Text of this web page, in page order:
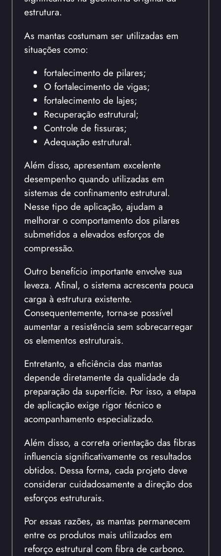
estrutura.
As mantas costumam ser utilizadas em
situações como:
fortalecimento de pilares;
O fortalecimento de vigas;
fortalecimento de lajes;
Recuperação estrutural;
Controle de fissuras;
Adequação estrutural.
Além disso, apresentam excelente
desempenho quando utilizadas em
sistemas de confinamento estrutural.
Nesse tipo de aplicação, ajudam a
melhorar o comportamento dos pilares
submetidos a elevados esforços de
compressão.
Outro benefício importante envolve sua
leveza. Afinal, o sistema acrescenta pouca
carga à estrutura existente.
Consequentemente, torna-se possível
aumentar a resistência sem sobrecarregar
os elementos estruturais.
Entretanto, a eficiência das mantas
depende diretamente da qualidade da
preparação da superfície. Por isso, a etapa
de aplicação exige rigor técnico e
acompanhamento especializado.
Além disso, a correta orientação das fibras
influencia significativamente os resultados
obtidos. Dessa forma, cada projeto deve
considerar cuidadosamente a direção dos
esforços estruturais.
Por essas razões, as mantas permanecem
entre os produtos mais utilizados em
reforço estrutural com fibra de carbono.